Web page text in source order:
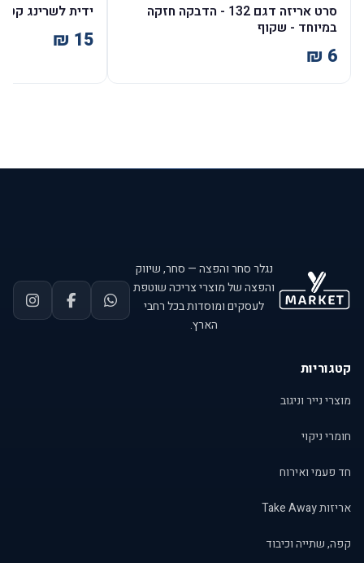
סרט אריזה דגם 132 - הדבקה חזקה
במיוחד - שקוף
ידית לשרינג קטן
נגלר סחר והפצה — סחר, שיווק
והפצה של מוצרי צריכה שוטפת
לעסקים ומוסדות בכל רחבי
הארץ.
קטגוריות
מוצרי נייר וניגוב
חומרי ניקוי
חד פעמי ואירוח
אריזות Take Away
קפה, שתייה וכיבוד